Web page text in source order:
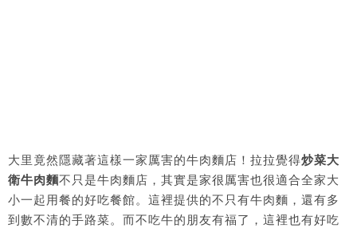
大里竟然隱藏著這樣一家厲害的牛肉麵店！拉拉覺得炒菜大
衛牛肉麵不只是牛肉麵店，其實是家很厲害也很適合全家大
小一起用餐的好吃餐館。這裡提供的不只有牛肉麵，還有多
到數不清的手路菜。而不吃牛的朋友有福了，這裡也有好吃